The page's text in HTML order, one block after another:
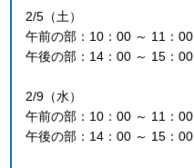
2/5（土）
午前の部：10：00 ～ 11：00
午後の部：14：00 ～ 15：00
2/9（水）
午前の部：10：00 ～ 11：00
午後の部：14：00 ～ 15：00